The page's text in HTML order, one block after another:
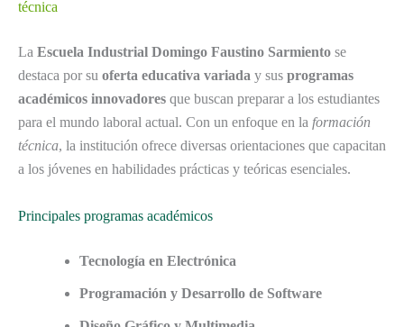
técnica
La Escuela Industrial Domingo Faustino Sarmiento se
destaca por su oferta educativa variada y sus programas
académicos innovadores que buscan preparar a los estudiantes
para el mundo laboral actual. Con un enfoque en la formación
técnica, la institución ofrece diversas orientaciones que capacitan
a los jóvenes en habilidades prácticas y teóricas esenciales.
Principales programas académicos
Tecnología en Electrónica
Programación y Desarrollo de Software